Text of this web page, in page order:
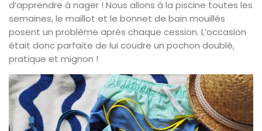
d’apprendre à nager ! Nous allons à la piscine toutes les
semaines, le maillot et le bonnet de bain mouillés
posent un problème après chaque cession. L’occasion
était donc parfaite de lui coudre un pochon doublé,
pratique et mignon !